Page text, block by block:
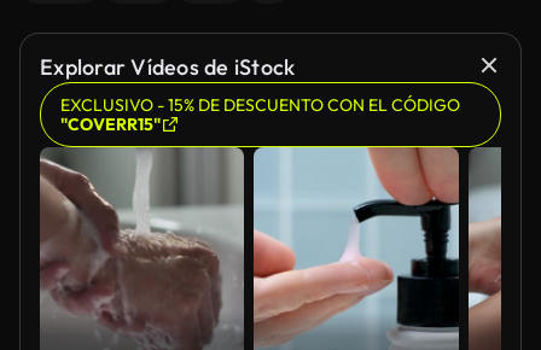
Explorar Vídeos de iStock
EXCLUSIVO - 15% DE DESCUENTO CON EL CÓDIGO
"COVERR15"